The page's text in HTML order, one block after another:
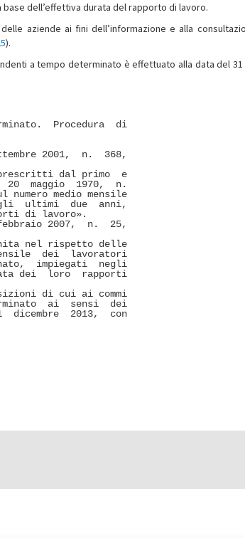
dell’effettiva durata del rapporto di lavoro.
aziende ai fini dell’informazione e alla
).
a tempo determinato è effettuato alla data del 31
Procedura  di
2001,  n.  368,
dal primo  e
20  maggio  1970,  n.
medio mensile
ultimi  due  anni,
di lavoro».
2007,  n.  25,
nel rispetto delle
dei  lavoratori
impiegati  negli
dei  loro  rapporti
di cui ai commi
ai  sensi  dei
dicembre  2013,  con